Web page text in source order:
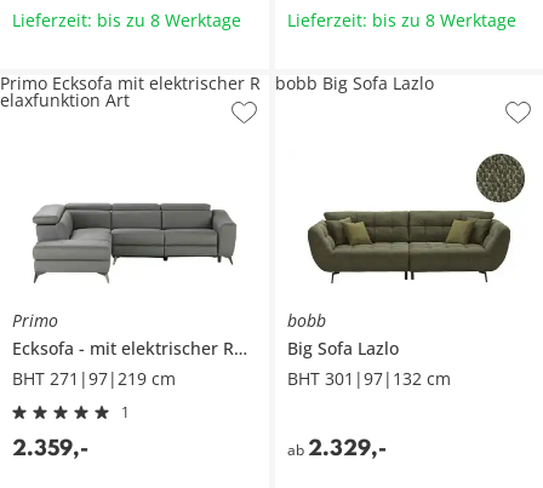
Lieferzeit: bis zu 8 Werktage Lieferzeit: bis zu 8 Werktage
Primo
Ecksofa
mit elektrischer Relaxfunktion
Art
BHT 271|97|219 cm
1
2.359,-
Primo Ecksofa mit elektrischer R
elaxfunktion Art
bobb
Big Sofa Lazlo
BHT 301|97|132 cm
ab 2.329,-
bobb Big Sofa Lazlo